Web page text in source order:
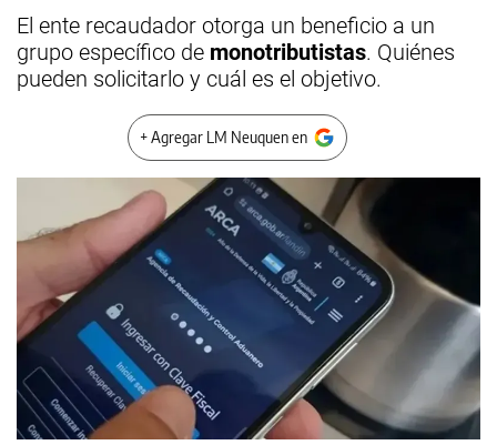
El ente recaudador otorga un beneficio a un
grupo específico de monotributistas. Quiénes
pueden solicitarlo y cuál es el objetivo.
+ Agregar LM Neuquen en